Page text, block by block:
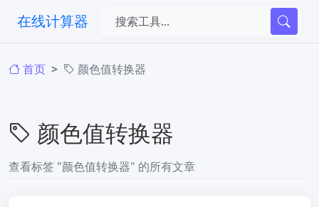
在线计算器
首页 颜色值转换器
颜色值转换器
查看标签 "颜色值转换器" 的所有文章